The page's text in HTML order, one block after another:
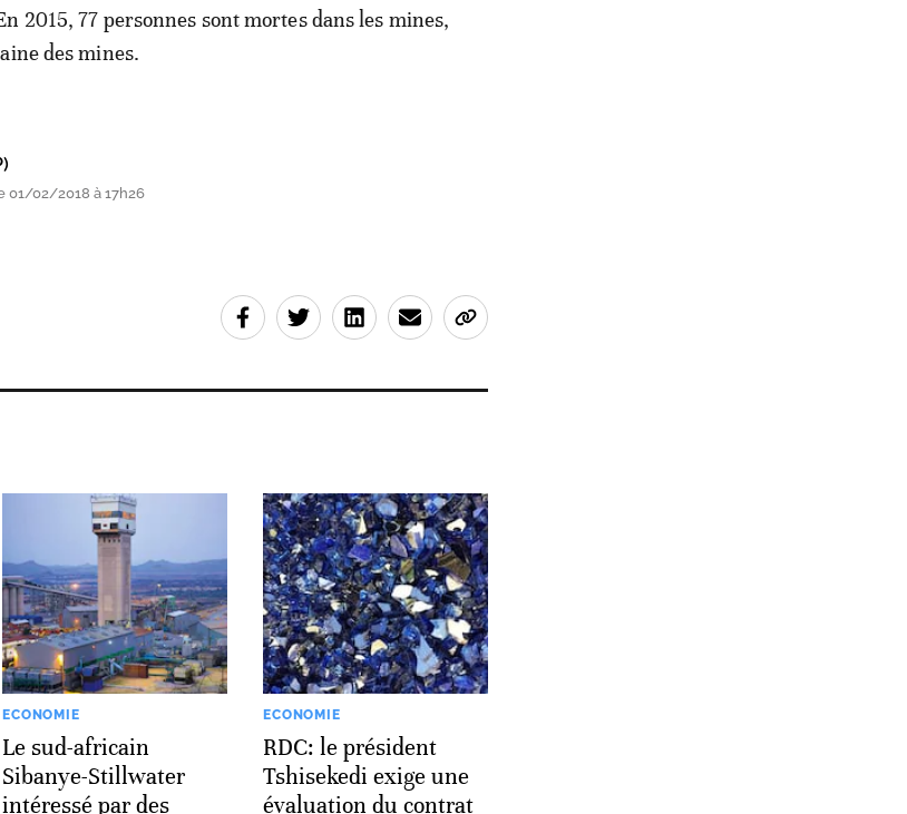
2015, 77 personnes sont mortes dans les mines,
des mines.
01/02/2018 à 17h26
ECONOMIE
Le sud-africain
Sibanye-Stillwater
intéressé par des
ECONOMIE
RDC: le président
Tshisekedi exige une
évaluation du contrat